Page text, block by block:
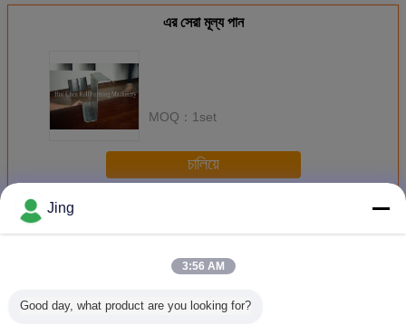
এর সেরা মূল্য পান
MOQ： 1set
চালিয়ে
มากกว่าเครื่องขึ้นรูปม้วน CZ Purlin
Jing
3:56 AM
Good day, what product are you looking for?